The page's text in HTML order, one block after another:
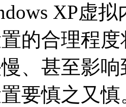
XP虚
的合理程
、甚至影
要慎之又慎